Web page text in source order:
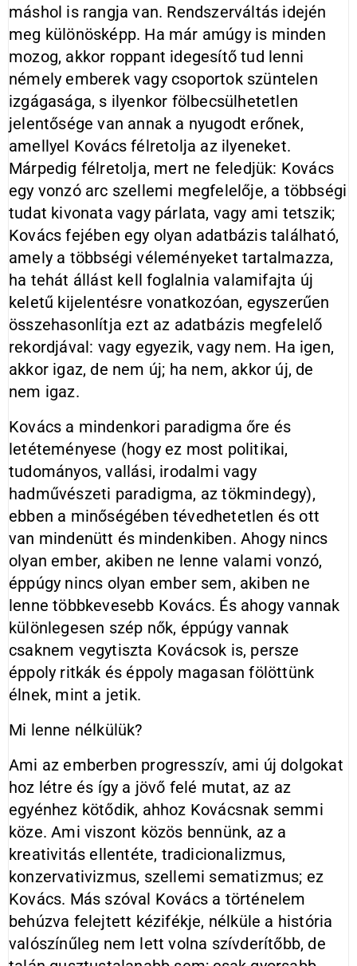
máshol is rangja van. Rendszerváltás idején
meg különösképp. Ha már amúgy is minden
mozog, akkor roppant idegesítő tud lenni
némely emberek vagy csoportok szüntelen
izgágasága, s ilyenkor fölbecsülhetetlen
jelentősége van annak a nyugodt erőnek,
amellyel Kovács félretolja az ilyeneket.
Márpedig félretolja, mert ne feledjük: Kovács
egy vonzó arc szellemi megfelelője, a többségi
tudat kivonata vagy párlata, vagy ami tetszik;
Kovács fejében egy olyan adatbázis található,
amely a többségi véleményeket tartalmazza,
ha tehát állást kell foglalnia valamifajta új
keletű kijelentésre vonatkozóan, egyszerűen
összehasonlítja ezt az adatbázis megfelelő
rekordjával: vagy egyezik, vagy nem. Ha igen,
akkor igaz, de nem új; ha nem, akkor új, de
nem igaz.
Kovács a mindenkori paradigma őre és
letéteményese (hogy ez most politikai,
tudományos, vallási, irodalmi vagy
hadművészeti paradigma, az tökmindegy),
ebben a minőségében tévedhetetlen és ott
van mindenütt és mindenkiben. Ahogy nincs
olyan ember, akiben ne lenne valami vonzó,
éppúgy nincs olyan ember sem, akiben ne
lenne többkevesebb Kovács. És ahogy vannak
különlegesen szép nők, éppúgy vannak
csaknem vegytiszta Kovácsok is, persze
éppoly ritkák és éppoly magasan fölöttünk
élnek, mint a jetik.
Mi lenne nélkülük?
Ami az emberben progresszív, ami új dolgokat
hoz létre és így a jövő felé mutat, az az
egyénhez kötődik, ahhoz Kovácsnak semmi
köze. Ami viszont közös bennünk, az a
kreativitás ellentéte, tradicionalizmus,
konzervativizmus, szellemi sematizmus; ez
Kovács. Más szóval Kovács a történelem
behúzva felejtett kézifékje, nélküle a história
valószínűleg nem lett volna szívderítőbb, de